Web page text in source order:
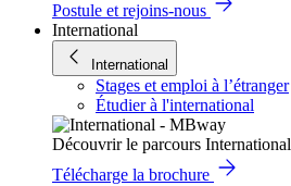
Postule et rejoins-nous
International
International
Stages et emploi à l’étranger
Étudier à l'international
Découvrir le parcours International
Télécharge la brochure